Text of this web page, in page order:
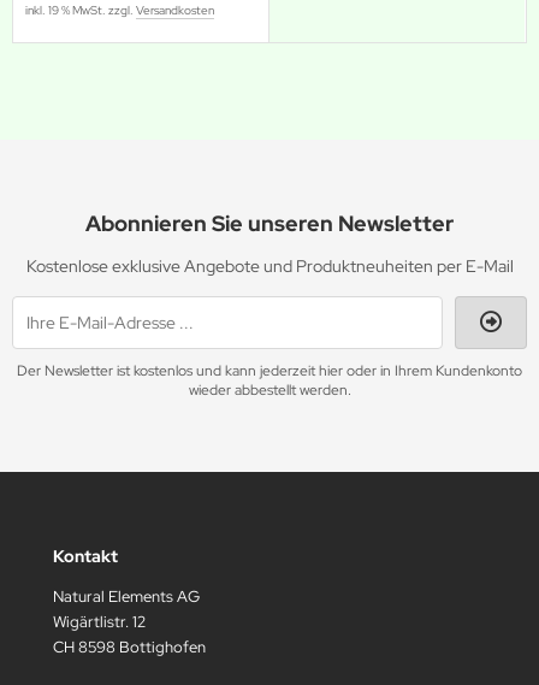
inkl. 19 % MwSt. zzgl. Versandkosten
Abonnieren Sie unseren Newsletter
Kostenlose exklusive Angebote und Produktneuheiten per E-Mail
Der Newsletter ist kostenlos und kann jederzeit hier oder in Ihrem Kundenkonto
wieder abbestellt werden.
Kontakt
Natural Elements AG
Wigärtlistr. 12
CH 8598 Bottighofen